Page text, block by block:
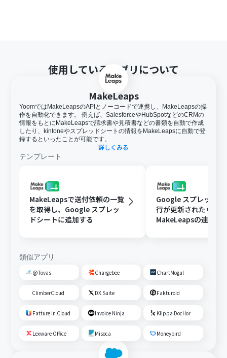
使用しているアプリについて
MakeLeaps
YoomではMakeLeapsのAPIとノーコードで連携し、MakeLeapsの操
作を自動化できます。 例えば、SalesforceやHubSpotなどのCRMの
情報をもとにMakeLeapsで請求書や見積書などの書類を自動で作成
したり、kintoneやスプレッドシートの情報をMakeLeapsに自動で登
録するといったことが可能です。
詳しくみる
テンプレート
MakeLeapsで送付依頼の一覧
を取得し、Google スプレッ
ドシートに追加する
Google スプレッドシ
行が更新されたら、
MakeLeapsの連絡先
類似アプリ
@Tovas Chargebee ChartMogul
ClimberCloud DX Suite Fakturoid
Fatture in Cloud Invoice Ninja Klippa DocHorizon
Lexware Office Misoca Moneybird